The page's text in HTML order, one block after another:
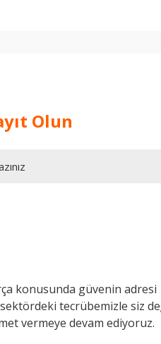
Olun
konusunda güvenin adresi
sektördeki tecrübemizle siz
vermeye devam ediyoruz.